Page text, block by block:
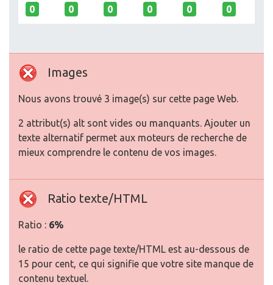
0 0 0 0 0 0
Images
Nous avons trouvé 3 image(s) sur cette page Web.
2 attribut(s) alt sont vides ou manquants. Ajouter un
texte alternatif permet aux moteurs de recherche de
mieux comprendre le contenu de vos images.
Ratio texte/HTML
Ratio : 6%
le ratio de cette page texte/HTML est au-dessous de
15 pour cent, ce qui signifie que votre site manque de
contenu textuel.